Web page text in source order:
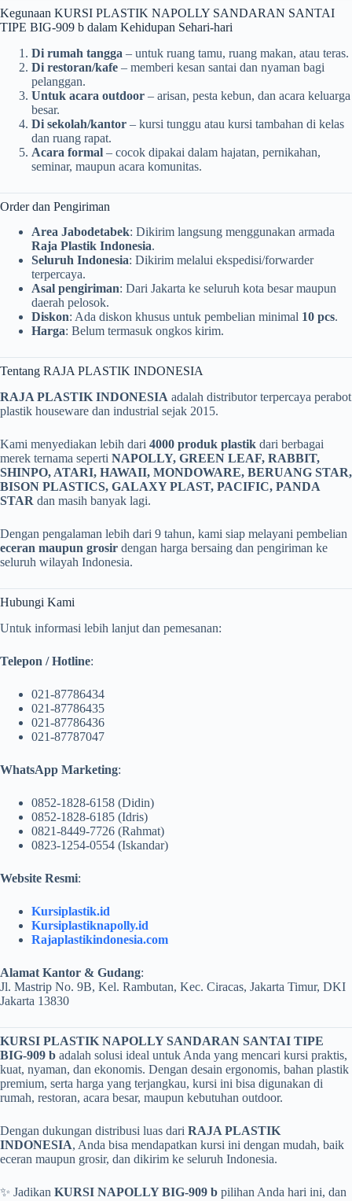
Kegunaan KURSI PLASTIK NAPOLLY SANDARAN SANTAI
TIPE BIG-909 b dalam Kehidupan Sehari-hari
Di rumah tangga – untuk ruang tamu, ruang makan, atau teras.
Di restoran/kafe – memberi kesan santai dan nyaman bagi
pelanggan.
Untuk acara outdoor – arisan, pesta kebun, dan acara keluarga
besar.
Di sekolah/kantor – kursi tunggu atau kursi tambahan di kelas
dan ruang rapat.
Acara formal – cocok dipakai dalam hajatan, pernikahan,
seminar, maupun acara komunitas.
Order dan Pengiriman
Area Jabodetabek: Dikirim langsung menggunakan armada
Raja Plastik Indonesia.
Seluruh Indonesia: Dikirim melalui ekspedisi/forwarder
terpercaya.
Asal pengiriman: Dari Jakarta ke seluruh kota besar maupun
daerah pelosok.
Diskon: Ada diskon khusus untuk pembelian minimal 10 pcs.
Harga: Belum termasuk ongkos kirim.
Tentang RAJA PLASTIK INDONESIA
RAJA PLASTIK INDONESIA adalah distributor terpercaya perabot
plastik houseware dan industrial sejak 2015.
Kami menyediakan lebih dari 4000 produk plastik dari berbagai
merek ternama seperti NAPOLLY, GREEN LEAF, RABBIT,
SHINPO, ATARI, HAWAII, MONDOWARE, BERUANG STAR,
BISON PLASTICS, GALAXY PLAST, PACIFIC, PANDA
STAR dan masih banyak lagi.
Dengan pengalaman lebih dari 9 tahun, kami siap melayani pembelian
eceran maupun grosir dengan harga bersaing dan pengiriman ke
seluruh wilayah Indonesia.
Hubungi Kami
Untuk informasi lebih lanjut dan pemesanan:
Telepon / Hotline:
021-87786434
021-87786435
021-87786436
021-87787047
WhatsApp Marketing:
0852-1828-6158 (Didin)
0852-1828-6185 (Idris)
0821-8449-7726 (Rahmat)
0823-1254-0554 (Iskandar)
Website Resmi:
Kursiplastik.id
Kursiplastiknapolly.id
Rajaplastikindonesia.com
Alamat Kantor & Gudang:
Jl. Mastrip No. 9B, Kel. Rambutan, Kec. Ciracas, Jakarta Timur, DKI
Jakarta 13830
KURSI PLASTIK NAPOLLY SANDARAN SANTAI TIPE
BIG-909 b adalah solusi ideal untuk Anda yang mencari kursi praktis,
kuat, nyaman, dan ekonomis. Dengan desain ergonomis, bahan plastik
premium, serta harga yang terjangkau, kursi ini bisa digunakan di
rumah, restoran, acara besar, maupun kebutuhan outdoor.
Dengan dukungan distribusi luas dari RAJA PLASTIK
INDONESIA, Anda bisa mendapatkan kursi ini dengan mudah, baik
eceran maupun grosir, dan dikirim ke seluruh Indonesia.
✨ Jadikan KURSI NAPOLLY BIG-909 b pilihan Anda hari ini, dan